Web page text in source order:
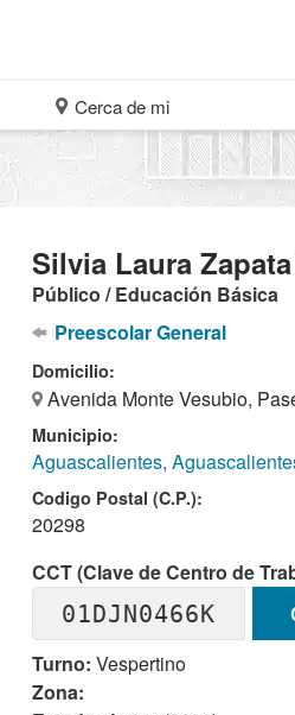
Cerca de mi
Silvia Laura
Público / Educación Básica
Preescolar General
Domicilio:
Avenida Monte Vesubio,
Municipio:
Aguascalientes,
Codigo Postal (C.P.):
20298
CCT (Clave de Centro de
01DJN0466K
Turno: Vespertino
Zona: